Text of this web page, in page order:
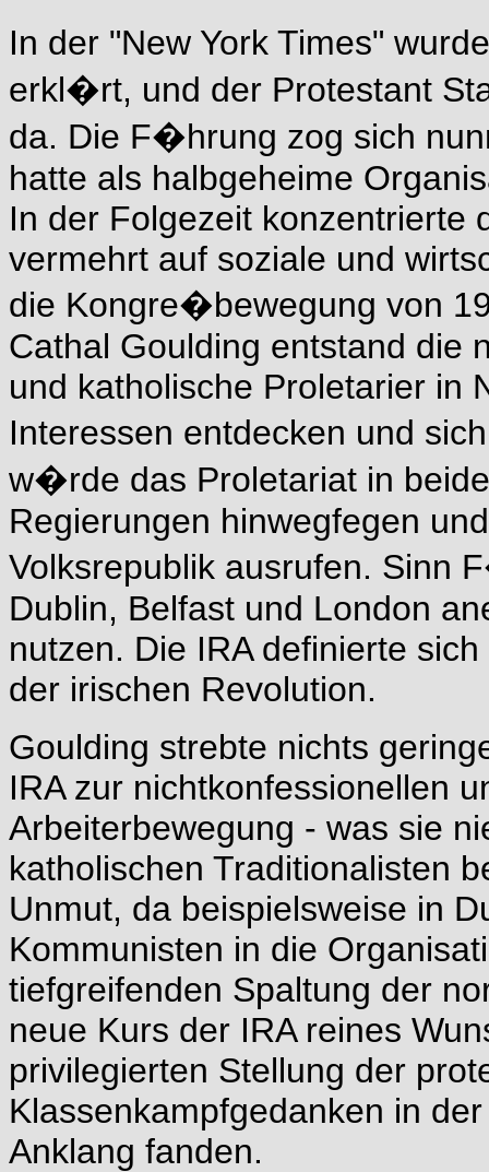
In der "New York Times"
erkl�rt, und der Protestant
da. Die F�hrung zog sich
hatte als halbgeheime
In der Folgezeit konzentrierte
vermehrt auf soziale und
die Kongre�bewegung von
Cathal Goulding entstand die
und katholische Proletarier in
Interessen entdecken und
w�rde das Proletariat in
Regierungen hinwegfegen
Volksrepublik ausrufen. Sinn
Dublin, Belfast und London
nutzen. Die IRA definierte
der irischen Revolution.
Goulding strebte nichts
IRA zur nichtkonfessionellen
Arbeiterbewegung - was sie
katholischen Traditionalisten
Unmut, da beispielsweise in
Kommunisten in die
tiefgreifenden Spaltung der
neue Kurs der IRA reines
privilegierten Stellung der
Klassenkampfgedanken in
Anklang fanden.